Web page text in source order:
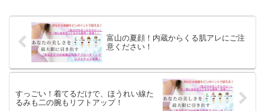
富山の夏顔！内蔵からくる肌アレにご注
意ください！
すっごい！着てるだけで、ほうれい線た
るみも二の腕もリフトアップ！